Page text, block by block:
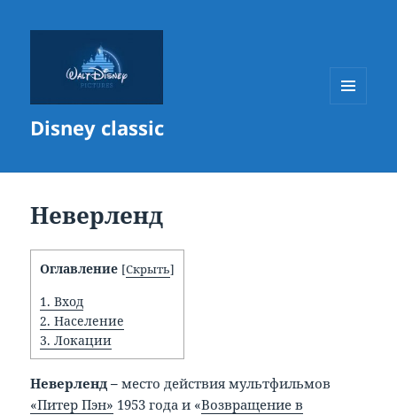
Disney classic
Неверленд
Оглавление [Скрыть]
1. Вход
2. Население
3. Локации
Неверленд –место действия мультфильмов
«Питер Пэн» 1953 года и «Возвращение в